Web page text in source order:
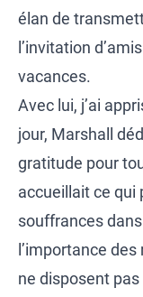
élan de
l’invitation
vacances.
Avec lui, j’ai
jour, Marshall
gratitude pour
accueillait ce qui
souffrances
l’importance
ne disposent